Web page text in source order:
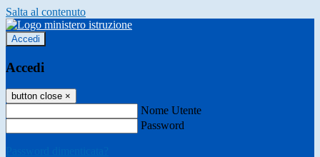
Salta al contenuto
Accedi
Accedi
button close ×
Nome Utente
Password